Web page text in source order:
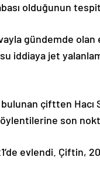
olduğunun
gündemde olan
iddiaya jet
çiftten Hacı
son
evlendi. Çiftin,